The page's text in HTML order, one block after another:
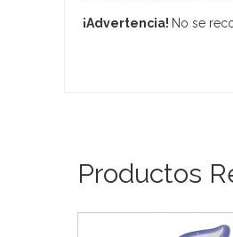
¡Advertencia! No se
Productos